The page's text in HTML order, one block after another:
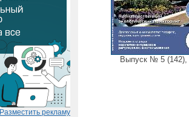
Разместить рекламу
Выпуск № 5 (142),